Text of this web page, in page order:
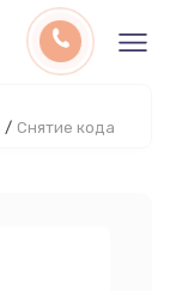
/ Снятие кода